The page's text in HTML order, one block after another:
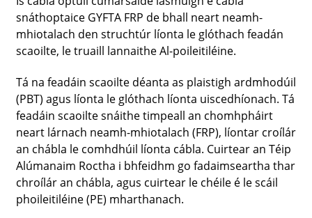
snáthoptaice GYFTA FRP de bhall neart neamh-
mhiotalach den struchtúr líonta le glóthach feadán
scaoilte, le truaill lannaithe Al-poileitiléine.
Tá na feadáin scaoilte déanta as plaistigh ardmhodúil
(PBT) agus líonta le glóthach líonta uiscedhíonach. Tá
feadáin scaoilte snáithe timpeall an chomhpháirt
neart lárnach neamh-mhiotalach (FRP), líontar croílár
an chábla le comhdhúil líonta cábla. Cuirtear an Téip
Alúmanaim Roctha i bhfeidhm go fadaimseartha thar
chroílár an chábla, agus cuirtear le chéile é le scáil
phoileitiléine (PE) mharthanach.